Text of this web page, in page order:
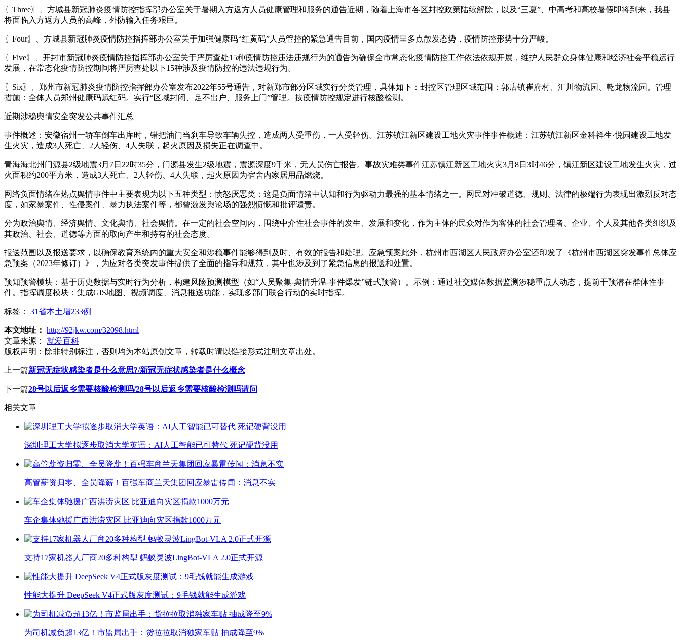
〖Three〗、方城县新冠肺炎疫情防控指挥部办公室关于暑期入方返方人员健康管理和服务的通告近期，随着上海市各区封控政策陆续解除，以及“三夏”、中高考和高校暑假即将到来，我县
将面临入方返方人员的高峰，外防输入任务艰巨。
〖Four〗、方城县新冠肺炎疫情防控指挥部办公室关于加强健康码“红黄码”人员管控的紧急通告目前，国内疫情呈多点散发态势，疫情防控形势十分严峻。
〖Five〗、开封市新冠肺炎疫情防控指挥部办公室关于严厉查处15种疫情防控违法违规行为的通告为确保全市常态化疫情防控工作依法依规开展，维护人民群众身体健康和经济社会平稳运行
发展，在常态化疫情防控期间将严厉查处以下15种涉及疫情防控的违法违规行为。
〖Six〗、郑州市新冠肺炎疫情防控指挥部办公室发布2022年55号通告，对新郑市部分区域实行分类管理，具体如下：封控区管理区域范围：郭店镇崔府村、汇川物流园、乾龙物流园。管理
措施：全体人员郑州健康码赋红码。实行“区域封闭、足不出户、服务上门”管理。按疫情防控规定进行核酸检测。
近期涉稳舆情安全突发公共事件汇总
事件概述：安徽宿州一轿车倒车出库时，错把油门当刹车导致车辆失控，造成两人受重伤，一人受轻伤。江苏镇江新区建设工地火灾事件事件概述：江苏镇江新区金科祥生·悦园建设工地发
生火灾，造成3人死亡、2人轻伤、4人失联，起火原因及损失正在调查中。
青海海北州门源县2级地震3月7日22时35分，门源县发生2级地震，震源深度9千米，无人员伤亡报告。事故灾难类事件江苏镇江新区工地火灾3月8日3时46分，镇江新区建设工地发生火灾，过
火面积约200平方米，造成3人死亡、2人轻伤、4人失联，起火原因为宿舍内家居用品燃烧。
网络负面情绪在热点舆情事件中主要表现为以下五种类型：愤怒厌恶类：这是负面情绪中认知和行为驱动力最强的基本情绪之一。网民对冲破道德、规则、法律的极端行为表现出激烈反对态
度，如家暴案件、性侵案件、暴力执法案件等，都曾激发舆论场的强烈愤慨和批评谴责。
分为政治舆情、经济舆情、文化舆情、社会舆情。在一定的社会空间内，围绕中介性社会事件的发生、发展和变化，作为主体的民众对作为客体的社会管理者、企业、个人及其他各类组织及
其政治、社会、道德等方面的取向产生和持有的社会态度。
报送范围以及报送要求，以确保教育系统内的重大安全和涉稳事件能够得到及时、有效的报告和处理。应急预案此外，杭州市西湖区人民政府办公室还印发了《杭州市西湖区突发事件总体应
急预案（2023年修订）》，为应对各类突发事件提供了全面的指导和规范，其中也涉及到了紧急信息的报送和处置。
预知预警模块：基于历史数据与实时行为分析，构建风险预测模型（如“人员聚集-舆情升温-事件爆发”链式预警）。示例：通过社交媒体数据监测涉稳重点人动态，提前干预潜在群体性事
件。指挥调度模块：集成GIS地图、视频调度、消息推送功能，实现多部门联合行动的实时指挥。
标签： 31省本土增233例
本文地址： http://92jkw.com/32098.html
文章来源：
就爱百科
版权声明： 除非特别标注，否则均为本站原创文章，转载时请以链接形式注明文章出处。
上一篇新冠无症状感染者是什么意思?/新冠无症状感染者是什么概念
下一篇28号以后返乡需要核酸检测吗/28号以后返乡需要核酸检测吗请问
相关文章
深圳理工大学拟逐步取消大学英语：AI人工智能已可替代 死记硬背没用
高管薪资归零、全员降薪！百强车商兰天集团回应暴雷传闻：消息不实
车企集体驰援广西洪涝灾区 比亚迪向灾区捐款1000万元
支持17家机器人厂商20多种构型 蚂蚁灵波LingBot-VLA 2.0正式开源
性能大提升 DeepSeek V4正式版灰度测试：9毛钱就能生成游戏
为司机减负超13亿！市监局出手：货拉拉取消独家车贴 抽成降至9%